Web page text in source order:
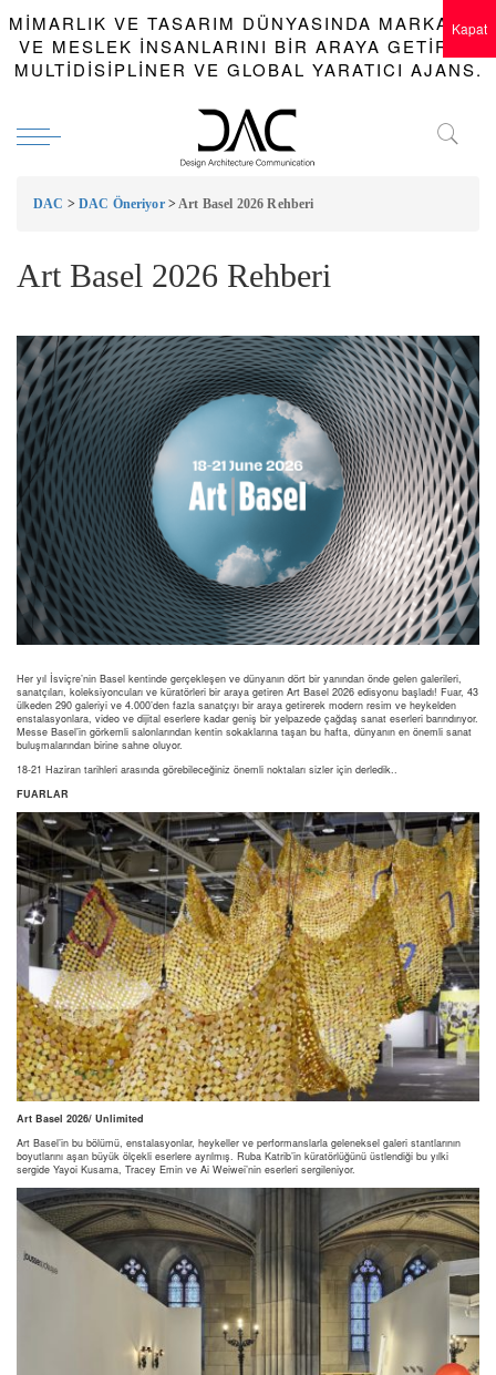
MIMARLIK VE TASARIM DÜNYASINDA MARKALAR
VE MESLEK INSANLARINI BIR ARAYA GETIREN
MULTIDISIPLINER VE GLOBAL YARATICI AJANS.
DAC > DAC Öneriyor> Art Basel 2026 Rehberi
Art Basel 2026 Rehberi
Her yıl İsviçre’nin Basel kentinde gerçekleşen ve dünyanın dört bir yanından önde gelen galerileri,
sanatçıları, koleksiyoncuları ve küratörleri bir araya getiren Art Basel 2026 edisyonu başladı! Fuar, 43
ülkeden 290 galeriyi ve 4.000’den fazla sanatçıyı bir araya getirerek modern resim ve heykelden
enstalasyonlara, video ve dijital eserlere kadar geniş bir yelpazede çağdaş sanat eserleri barındırıyor.
Messe Basel’in görkemli salonlarından kentin sokaklarına taşan bu hafta, dünyanın en önemli sanat
buluşmalarından birine sahne oluyor.
18-21 Haziran tarihleri arasında görebileceğiniz önemli noktaları sizler için derledik..
FUARLAR
Art Basel 2026/ Unlimited
Art Basel’in bu bölümü, enstalasyonlar, heykeller ve performanslarla geleneksel galeri stantlarının
boyutlarını aşan büyük ölçekli eserlere ayrılmış. Ruba Katrib’in küratörlüğünü üstlendiği bu yılki
sergide Yayoi Kusama, Tracey Emin ve Ai Weiwei’nin eserleri sergileniyor.
Kapat